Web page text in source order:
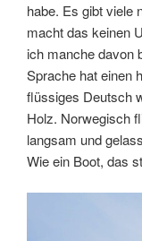
habe. Es gibt viele
macht das keinen
ich manche davon
Sprache hat einen
flüssiges Deutsch
Holz. Norwegisch
langsam und
Wie ein Boot, das